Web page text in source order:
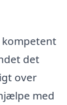
det
over
med